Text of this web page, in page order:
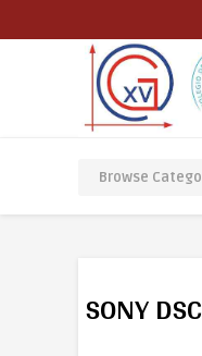
SONY DSC